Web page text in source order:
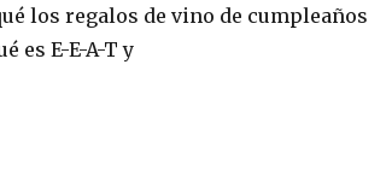
los regalos de vino de cumpleaños
es E-E-A-T y